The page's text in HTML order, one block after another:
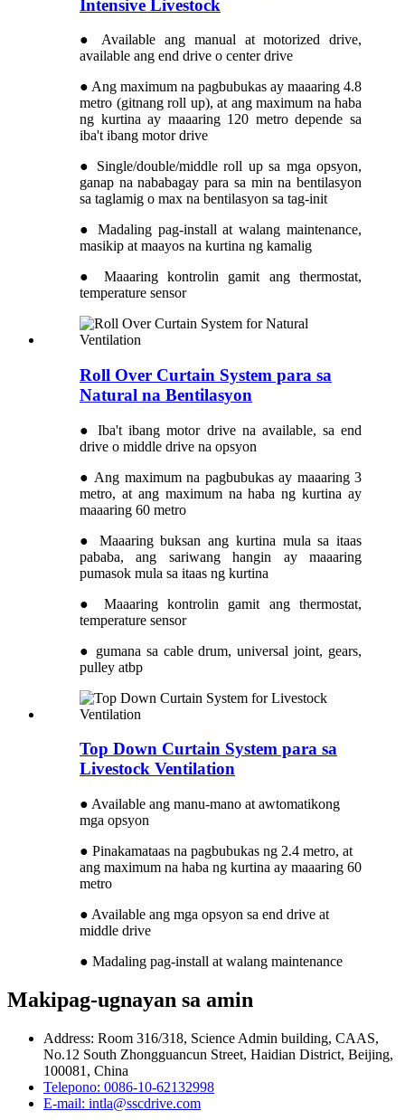
Intensive Livestock
● Available ang manual at motorized drive,
available ang end drive o center drive
● Ang maximum na pagbubukas ay maaaring 4.8
metro (gitnang roll up), at ang maximum na haba
ng kurtina ay maaaring 120 metro depende sa
iba't ibang motor drive
● Single/double/middle roll up sa mga opsyon,
ganap na nababagay para sa min na bentilasyon
sa taglamig o max na bentilasyon sa tag-init
● Madaling pag-install at walang maintenance,
masikip at maayos na kurtina ng kamalig
● Maaaring kontrolin gamit ang thermostat,
temperature sensor
Roll Over Curtain System para sa
Natural na Bentilasyon
● Iba't ibang motor drive na available, sa end
drive o middle drive na opsyon
● Ang maximum na pagbubukas ay maaaring 3
metro, at ang maximum na haba ng kurtina ay
maaaring 60 metro
● Maaaring buksan ang kurtina mula sa itaas
pababa, ang sariwang hangin ay maaaring
pumasok mula sa itaas ng kurtina
● Maaaring kontrolin gamit ang thermostat,
temperature sensor
● gumana sa cable drum, universal joint, gears,
pulley atbp
Top Down Curtain System para sa
Livestock Ventilation
● Available ang manu-mano at awtomatikong
mga opsyon
● Pinakamataas na pagbubukas ng 2.4 metro, at
ang maximum na haba ng kurtina ay maaaring 60
metro
● Available ang mga opsyon sa end drive at
middle drive
● Madaling pag-install at walang maintenance
Makipag-ugnayan sa amin
Address: Room 316/318, Science Admin building, CAAS,
No.12 South Zhongguancun Street, Haidian District, Beijing,
100081, China
Telepono: 0086-10-62132998
E-mail: intla@sscdrive.com